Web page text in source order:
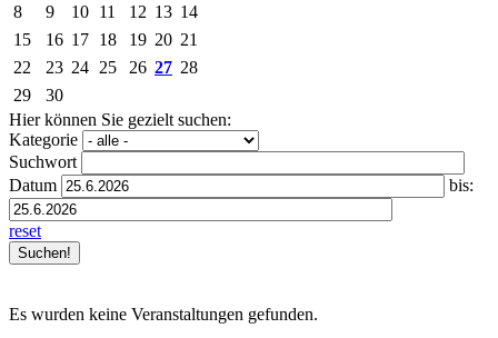
8
9 10 11 12 13 14
15
16 17 18 19 20 21
22
23 24 25 26 27 28
29
30
Hier können Sie gezielt suchen:
Kategorie
Suchwort
Datum
bis:
reset
Es wurden keine Veranstaltungen gefunden.